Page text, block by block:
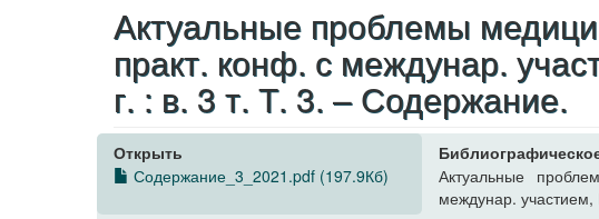
Актуальные проблемы
практ. конф. с междунар.
г. : в. 3 т. Т. 3. – Содержание.
Открыть
Содержание_3_2021.pdf (197.9Кб)
Актуальные
междунар.